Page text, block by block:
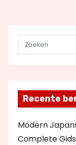
Recente
Modern
Complete